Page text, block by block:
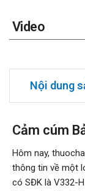
Video
Nội dung
Cảm cúm
Hôm nay,
thông tin về một
có SĐK là V332-